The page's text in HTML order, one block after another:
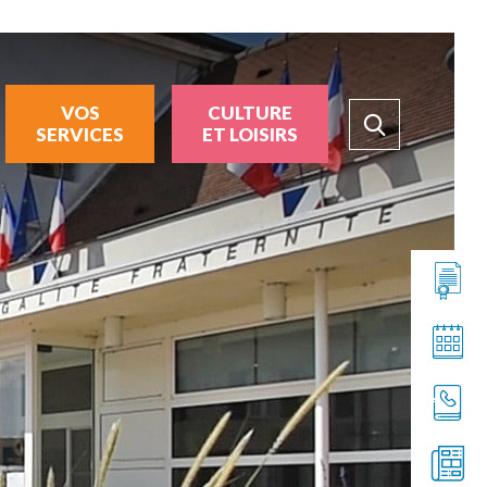
VOS
SERVICES
CULTURE
ET LOISIRS